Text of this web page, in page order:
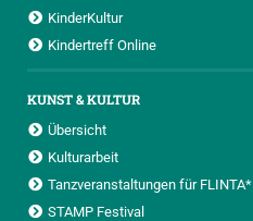
KinderKultur
Kindertreff Online
KUNST & KULTUR
Übersicht
Kulturarbeit
Tanzveranstaltungen für FLINTA*
STAMP Festival